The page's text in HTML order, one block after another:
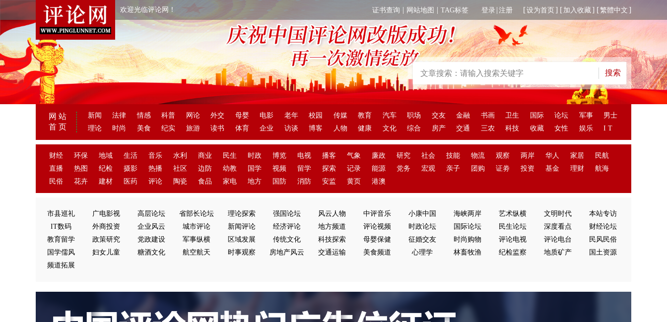
欢迎光临评论网！ 证书查询 | 网站地图 | TAG标签 登录 | 注册 [设为首页 ] [ 加入收藏] [繁體中文 ]
网 站
首 页
新闻 法律 情感 科普 网论 外交 母婴 电影 老年 校园 传媒 教育 汽车 职场 交友 金融 书画 卫生 国际 论坛 军事
男士
理论
时尚 美食 纪实 旅游 读书 体育 企业 访谈 博客 人物 健康 文化 综合 房产 交通 三农 科技 收藏 女性 娱乐 I T
财经 环保 地域 生活 音乐 水利 商业 民生 时政 博览 电视 播客 气象 廉政 研究 社会 技能 物流 观察 两岸 华人 家居
民航
直播
热图 纪检 摄影 热播 社区 边防 幼教 国学 视频 留学 探索 记录 能源 党务 宏观 亲子 团购 证劵 投资 基金 理财
航海
民俗
花卉 建材 医药 评论 陶瓷 食品 家电 地方 国防 消防 安监 黄页 港澳
市县巡礼 广电影视 高层论坛 省部长论坛 理论探索 强国论坛 风云人物 中评音乐 小康中国 海峡两岸 艺术纵横 文明时代
本站专访
IT数码
外商投资 企业风云 城市评论 新闻评论 经济评论 地方频道 评论视频 时政论坛 国际论坛 民生论坛 深度看点
财经论坛
教育留学
政策研究 党政建设 军事纵横 区域发展 传统文化 科技探索 母婴保健 征婚交友 时尚购物 评论电视 评论电台
民风民俗
国学儒风
妇女儿童 糖酒文化 航空航天 时事观察 房地产风云 交通运输 美食频道 心理学 林畜牧渔 纪检监察 地质矿产
国土资源
频道拓展